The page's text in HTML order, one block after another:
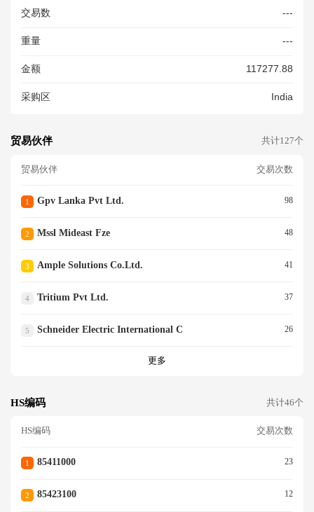
交易数 ---
重量 ---
金额 117277.88
采购区 India
贸易伙伴 共计127个
贸易伙伴 交易次数
1 Gpv Lanka Pvt Ltd. 98
2 Mssl Mideast Fze 48
3 Ample Solutions Co.ltd. 41
4 Tritium Pvt Ltd. 37
5 Schneider Electric International C 26
更多
HS编码 共计46个
HS编码 交易次数
1 85411000 23
2 85423100 12